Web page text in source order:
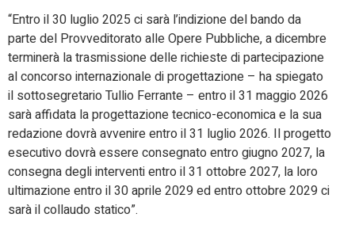
“Entro il 30 luglio 2025 ci sarà l’indizione del bando da
parte del Provveditorato alle Opere Pubbliche, a dicembre
terminerà la trasmissione delle richieste di partecipazione
al concorso internazionale di progettazione – ha spiegato
il sottosegretario Tullio Ferrante – entro il 31 maggio 2026
sarà affidata la progettazione tecnico-economica e la sua
redazione dovrà avvenire entro il 31 luglio 2026. Il progetto
esecutivo dovrà essere consegnato entro giugno 2027, la
consegna degli interventi entro il 31 ottobre 2027, la loro
ultimazione entro il 30 aprile 2029 ed entro ottobre 2029 ci
sarà il collaudo statico”.